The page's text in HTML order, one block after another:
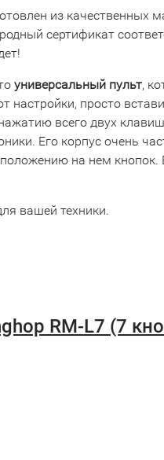
из качественных
сертификат
универсальный пульт,
просто
всего двух
Его корпус очень
на нем кнопок.
вашей техники.
RM-L7 (7